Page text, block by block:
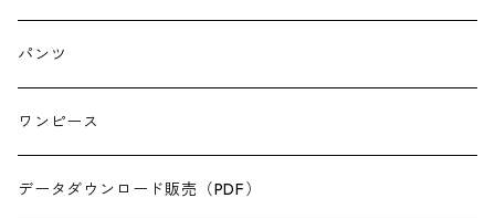
パンツ
ワンピース
データダウンロード販売（PDF）